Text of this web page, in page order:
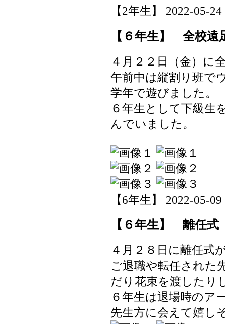
【2年生】 2022-05-
【６年生】 全校遠
４月２２日（金）に
午前中は縦割り班で
学年で遊びました。
６年生として下級生
んでいました。
【6年生】 2022-05-
【６年生】 離任式
４月２８日に離任式
ご退職や転任された
だり花束を渡したり
６年生は退場時のア
先生方に会えて嬉し